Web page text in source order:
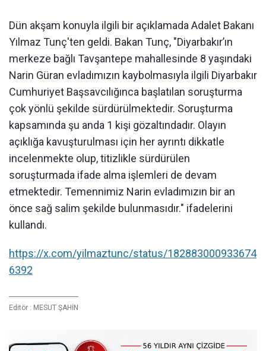
Dün akşam konuyla ilgili bir açıklamada Adalet Bakanı
Yılmaz Tunç'ten geldi. Bakan Tunç, "Diyarbakır’ın
merkeze bağlı Tavşantepe mahallesinde 8 yaşındaki
Narin Güran evladımızın kaybolmasıyla ilgili Diyarbakır
Cumhuriyet Başsavcılığınca başlatılan soruşturma
çok yönlü şekilde sürdürülmektedir. Soruşturma
kapsamında şu anda 1 kişi gözaltındadır. Olayın
açıklığa kavuşturulması için her ayrıntı dikkatle
incelenmekte olup, titizlikle sürdürülen
soruşturmada ifade alma işlemleri de devam
etmektedir. Temennimiz Narin evladımızın bir an
önce sağ salim şekilde bulunmasıdır." ifadelerini
kullandı.
https://x.com/yilmaztunc/status/182883000933674
6392
Editör : MESUT ŞAHİN